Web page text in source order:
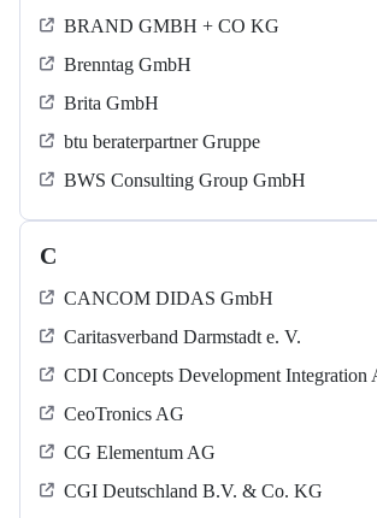
BRAND GMBH + CO KG
Brenntag GmbH
Brita GmbH
btu beraterpartner Gruppe
BWS Consulting Group GmbH
C
CANCOM DIDAS GmbH
Caritasverband Darmstadt e. V.
CDI Concepts Development Integration
CeoTronics AG
CG Elementum AG
CGI Deutschland B.V. & Co. KG